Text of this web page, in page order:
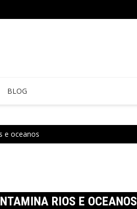
BLOG
e oceanos
RIOS E OCEANOS